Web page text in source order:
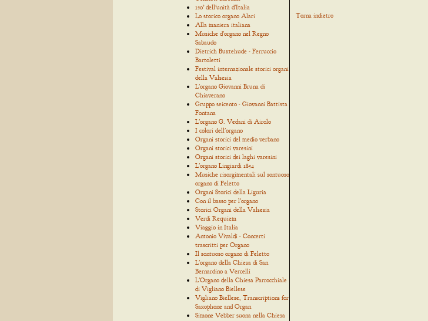
150° dell'unità d'Italia
Lo storico organo Alari
Alla maniera italiana
Musiche d'organo nel Regno
Sabaudo
Dietrich Buxtehude - Ferruccio
Bartoletti
Festival internazionale storici organi
della Valsesia
L'organo Giovanni Bruna di
Chiaverano
Gruppo seicento - Giovanni Battista
Fontana
L'organo G. Vedani di Airolo
I colori dell'organo
Organi storici del medio verbano
Organi storici varesini
Organi storici dei laghi varesini
L'organo Lingiardi 1854
Musiche risorgimentali sul sontuoso
organo di Feletto
Organi Storici della Liguria
Con il basso per l'organo
Storici Organi della Valsesia
Verdi Requiem
Viaggio in Italia
Antonio Vivaldi - Concerti
trascritti per Organo
Il sontuoso organo di Feletto
L'organo della Chiesa di San
Bernardino a Vercelli
L'Organo della Chiesa Parrocchiale
di Vigliano Biellese
Vigliano Biellese, Transcriptions for
Saxophone and Organ
Simone Vebber suona nella Chiesa
Torna indietro